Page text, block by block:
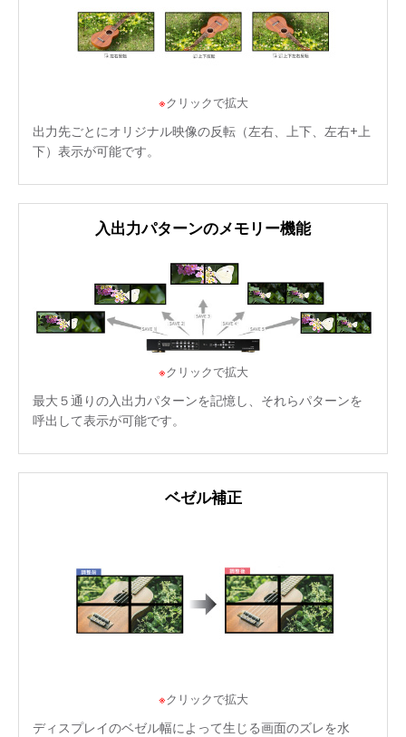
※クリックで拡大
出力先ごとにオリジナル映像の反転（左右、上下、左右+上
下）表示が可能です。
入出力パターンのメモリー機能
※クリックで拡大
最大５通りの入出力パターンを記憶し、それらパターンを
呼出して表示が可能です。
ベゼル補正
※クリックで拡大
ディスプレイのベゼル幅によって生じる画面のズレを水